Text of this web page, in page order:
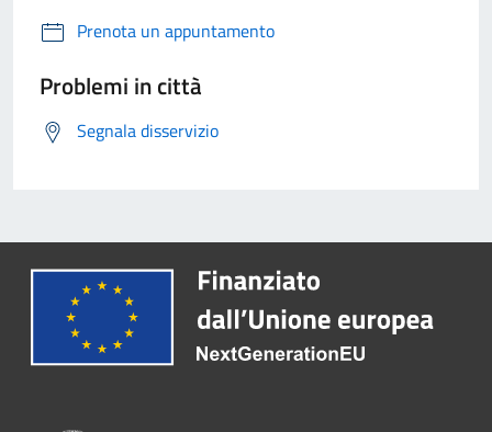
Prenota un appuntamento
Problemi in città
Segnala disservizio